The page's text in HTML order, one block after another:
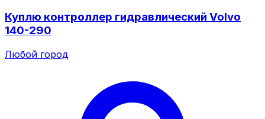
Куплю контроллер гидравлический Volvo
140-290
Любой город